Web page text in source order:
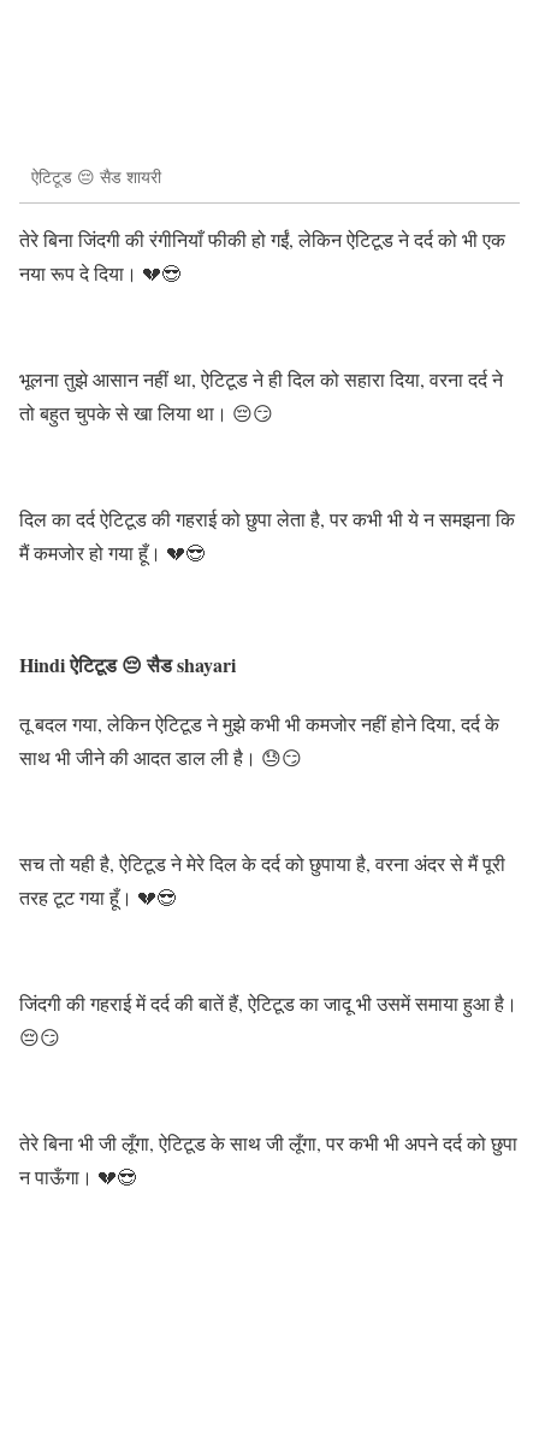
ऐटिटूड 😔 सैड शायरी
तेरे बिना जिंदगी की रंगीनियाँ फीकी हो गईं, लेकिन ऐटिटूड ने दर्द को भी एक
नया रूप दे दिया। 💔😎
भूलना तुझे आसान नहीं था, ऐटिटूड ने ही दिल को सहारा दिया, वरना दर्द ने
तो बहुत चुपके से खा लिया था। 😔😏
दिल का दर्द ऐटिटूड की गहराई को छुपा लेता है, पर कभी भी ये न समझना कि
मैं कमजोर हो गया हूँ। 💔😎
Hindi ऐटिटूड 😔 सैड shayari
तू बदल गया, लेकिन ऐटिटूड ने मुझे कभी भी कमजोर नहीं होने दिया, दर्द के
साथ भी जीने की आदत डाल ली है। 😓😏
सच तो यही है, ऐटिटूड ने मेरे दिल के दर्द को छुपाया है, वरना अंदर से मैं पूरी
तरह टूट गया हूँ। 💔😎
जिंदगी की गहराई में दर्द की बातें हैं, ऐटिटूड का जादू भी उसमें समाया हुआ है।
😔😏
तेरे बिना भी जी लूँगा, ऐटिटूड के साथ जी लूँगा, पर कभी भी अपने दर्द को छुपा
न पाऊँगा। 💔😎